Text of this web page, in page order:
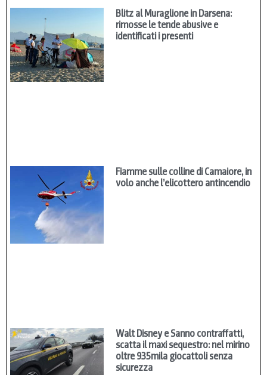
Blitz al Muraglione in Darsena:
rimosse le tende abusive e
identificati i presenti
Fiamme sulle colline di Camaiore, in
volo anche l’elicottero antincendio
Walt Disney e Sanno contraffatti,
scatta il maxi sequestro: nel mirino
oltre 935mila giocattoli senza
sicurezza